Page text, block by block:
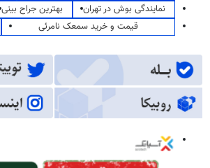
نمایندگی بوش در تهران
بهترین جراح بینی
قیمت و خرید سمعک نامرئی